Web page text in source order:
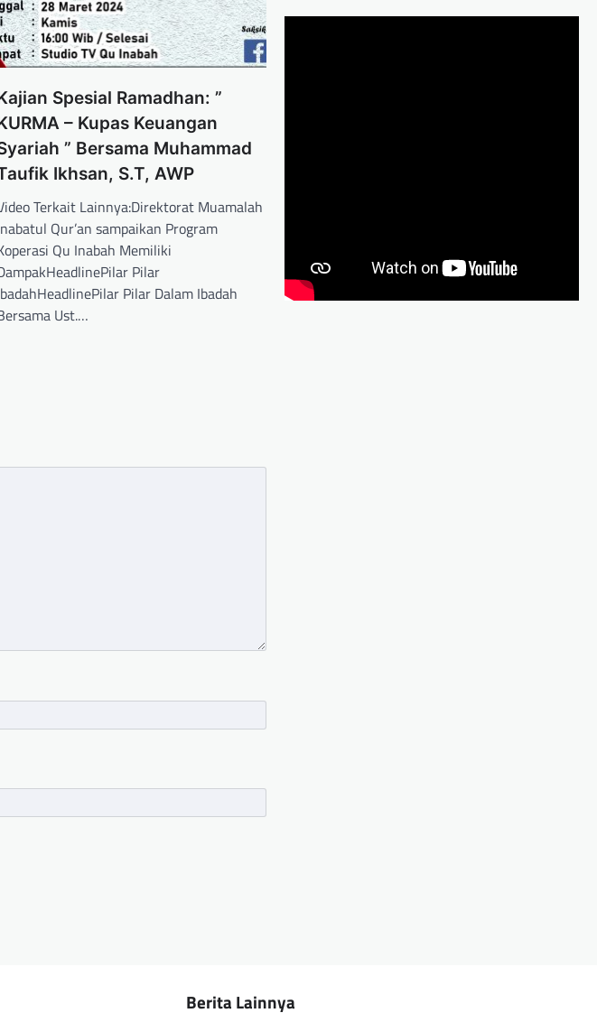
Spesial Ramadhan: ”
– Kupas Keuangan
” Bersama Muhammad
Ikhsan, S.T, AWP
Terkait Lainnya:Direktorat Muamalah
Qur’an sampaikan Program
Qu Inabah Memiliki
Pilar
Pilar Dalam Ibadah
Ust.…
Berita Lainnya